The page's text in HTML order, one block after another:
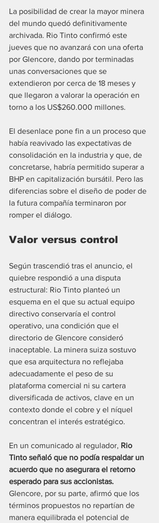
La posibilidad de crear la mayor minera
del mundo quedó definitivamente
archivada. Rio Tinto confirmó este
jueves que no avanzará con una oferta
por Glencore, dando por terminadas
unas conversaciones que se
extendieron por cerca de 18 meses y
que llegaron a valorar la operación en
torno a los US$260.000 millones.
El desenlace pone fin a un proceso que
había reavivado las expectativas de
consolidación en la industria y que, de
concretarse, habría permitido superar a
BHP en capitalización bursátil. Pero las
diferencias sobre el diseño de poder de
la futura compañía terminaron por
romper el diálogo.
Valor versus control
Según trascendió tras el anuncio, el
quiebre respondió a una disputa
estructural: Rio Tinto planteó un
esquema en el que su actual equipo
directivo conservaría el control
operativo, una condición que el
directorio de Glencore consideró
inaceptable. La minera suiza sostuvo
que esa arquitectura no reflejaba
adecuadamente el peso de su
plataforma comercial ni su cartera
diversificada de activos, clave en un
contexto donde el cobre y el níquel
concentran el interés estratégico.
En un comunicado al regulador, Rio
Tinto señaló que no podía respaldar un
acuerdo que no asegurara el retorno
esperado para sus accionistas.
Glencore, por su parte, afirmó que los
términos propuestos no repartían de
manera equilibrada el potencial de